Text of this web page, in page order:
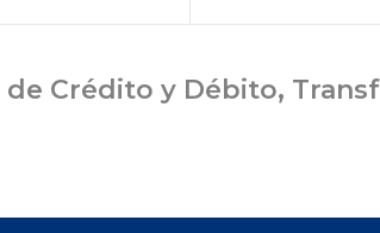
de Crédito y Débito,